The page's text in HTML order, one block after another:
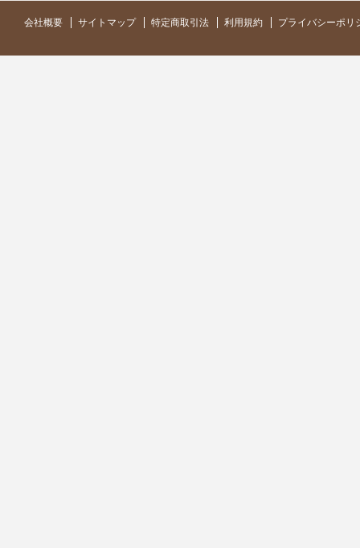
会社概要 サイトマップ 特定商取引法 利用規約 プライバシーポリ